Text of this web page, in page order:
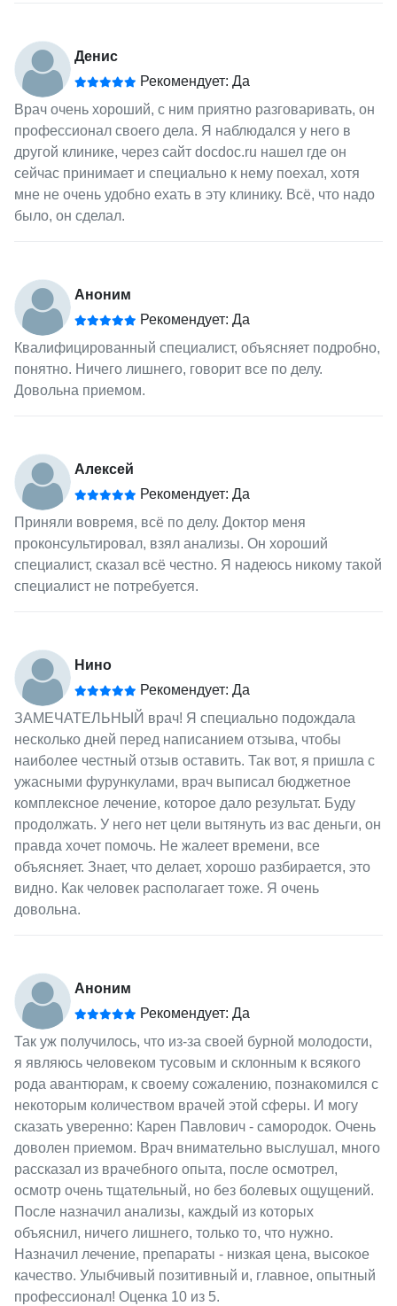
Денис
Рекомендует: Да
Врач очень хороший, с ним приятно разговаривать, он
профессионал своего дела. Я наблюдался у него в
другой клинике, через сайт docdoc.ru нашел где он
сейчас принимает и специально к нему поехал, хотя
мне не очень удобно ехать в эту клинику. Всё, что надо
было, он сделал.
Аноним
Рекомендует: Да
Квалифицированный специалист, объясняет подробно,
понятно. Ничего лишнего, говорит все по делу.
Довольна приемом.
Алексей
Рекомендует: Да
Приняли вовремя, всё по делу. Доктор меня
проконсультировал, взял анализы. Он хороший
специалист, сказал всё честно. Я надеюсь никому такой
специалист не потребуется.
Нино
Рекомендует: Да
ЗАМЕЧАТЕЛЬНЫЙ врач! Я специально подождала
несколько дней перед написанием отзыва, чтобы
наиболее честный отзыв оставить. Так вот, я пришла с
ужасными фурункулами, врач выписал бюджетное
комплексное лечение, которое дало результат. Буду
продолжать. У него нет цели вытянуть из вас деньги, он
правда хочет помочь. Не жалеет времени, все
объясняет. Знает, что делает, хорошо разбирается, это
видно. Как человек располагает тоже. Я очень
довольна.
Аноним
Рекомендует: Да
Так уж получилось, что из-за своей бурной молодости,
я являюсь человеком тусовым и склонным к всякого
рода авантюрам, к своему сожалению, познакомился с
некоторым количеством врачей этой сферы. И могу
сказать уверенно: Карен Павлович - самородок. Очень
доволен приемом. Врач внимательно выслушал, много
рассказал из врачебного опыта, после осмотрел,
осмотр очень тщательный, но без болевых ощущений.
После назначил анализы, каждый из которых
объяснил, ничего лишнего, только то, что нужно.
Назначил лечение, препараты - низкая цена, высокое
качество. Улыбчивый позитивный и, главное, опытный
профессионал! Оценка 10 из 5.